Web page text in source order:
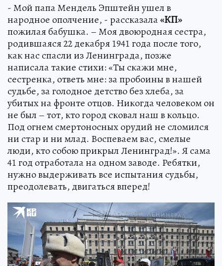
- Мой папа Мендель Эпштейн ушел в
народное ополчение, - рассказала«КП»
пожилая бабушка. – Моя двоюродная сестра,
родившаяся 22 декабря 1941 года после того,
как нас спасли из Ленинграда, позже
написала такие стихи: «Ты скажи мне,
сестренка, ответь мне: за пробоины в нашей
судьбе, за голодное детство без хлеба, за
убитых на фронте отцов. Никогда человеком он
не был – тот, кто город сковал наш в кольцо.
Под огнем смертоносных орудий не сломился
ни стар и ни млад. Воспеваем вас, смелые
люди, кто собою прикрыл Ленинград!». Я сама
41 год отработала на одном заводе. Ребятки,
нужно выдерживать все испытания судьбы,
преодолевать, двигаться вперед!